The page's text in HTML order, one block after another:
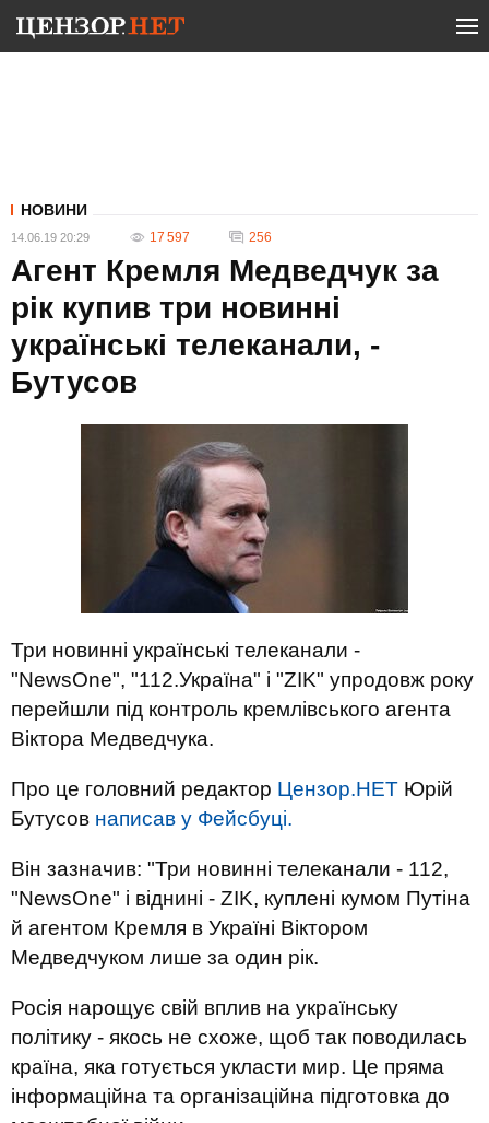
НОВИНИ
14.06.19 20:29 17 597 256
Агент Кремля Медведчук за
рік купив три новинні
українські телеканали, -
Бутусов
Три новинні українські телеканали -
"NewsОne", "112.Україна" і "ZIK" упродовж року
перейшли під контроль кремлівського агента
Віктора Медведчука.
Про це головний редактор Цензор.НЕТ Юрій
Бутусов написав у Фейсбуці.
Він зазначив: "Три новинні телеканали - 112,
"NewsОne" і віднині - ZIK, куплені кумом Путіна
й агентом Кремля в Україні Віктором
Медведчуком лише за один рік.
Росія нарощує свій вплив на українську
політику - якось не схоже, щоб так поводилась
країна, яка готується укласти мир. Це пряма
інформаційна та організаційна підготовка до